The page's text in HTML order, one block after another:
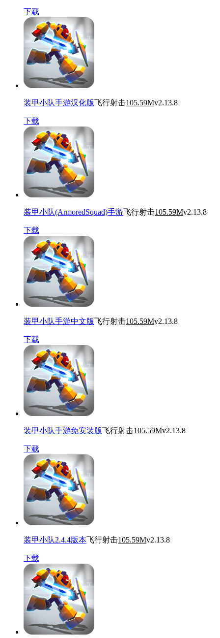
下载
装甲小队手游汉化版飞行射击105.59Mv2.13.8
下载
装甲小队(ArmoredSquad)手游飞行射击105.59Mv2.13.8
下载
装甲小队手游中文版飞行射击105.59Mv2.13.8
下载
装甲小队手游免安装版飞行射击105.59Mv2.13.8
下载
装甲小队2.4.4版本飞行射击105.59Mv2.13.8
下载